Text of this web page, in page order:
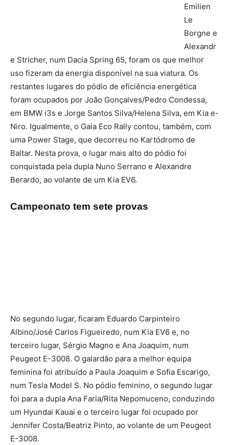
Emilien
Le
Borgne e
Alexandr
e Stricher, num Dacia Spring 65, foram os que melhor
uso fizeram da energia disponível na sua viatura. Os
restantes lugares do pódio de eficiência energética
foram ocupados por João Gonçalves/Pedro Condessa,
em BMW i3s e Jorge Santos Silva/Helena Silva, em Kia e-
Niro. Igualmente, o Gaia Eco Rally contou, também, com
uma Power Stage, que decorreu no Kartódromo de
Baltar. Nesta prova, o lugar mais alto do pódio foi
conquistada pela dupla Nuno Serrano e Alexandre
Berardo, ao volante de um Kia EV6.
Campeonato tem sete provas
No segundo lugar, ficaram Eduardo Carpinteiro
Albino/José Carlos Figueiredo, num Kia EV6 e, no
terceiro lugar, Sérgio Magno e Ana Joaquim, num
Peugeot E-3008. O galardão para a melhor equipa
feminina foi atribuído a Paula Joaquim e Sofia Escarigo,
num Tesla Model S. No pódio feminino, o segundo lugar
foi para a dupla Ana Faria/Rita Nepomuceno, conduzindo
um Hyundai Kauai e o terceiro lugar foi ocupado por
Jennifer Costa/Beatriz Pinto, ao volante de um Peugeot
E-3008.